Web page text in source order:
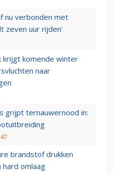
nu verbonden met
zeven uur rijden'
krijgt komende winter
naar
grijpt ternauwernood in:
brandstof drukken
hard omlaag